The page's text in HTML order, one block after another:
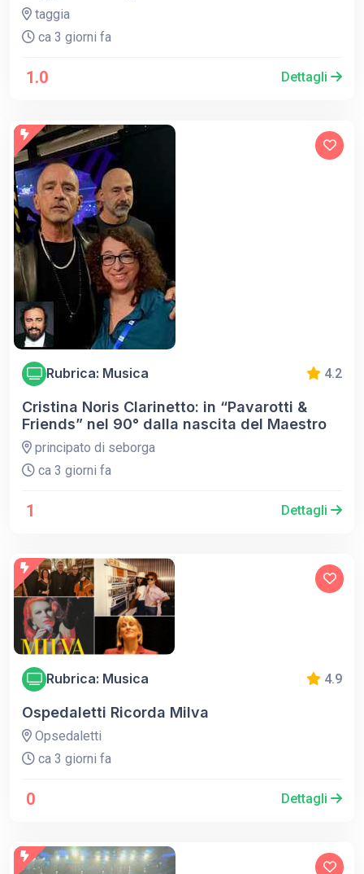
taggia
ca 3 giorni fa
1.0 Dettagli
Rubrica: Musica 4.2
Cristina Noris Clarinetto: in “Pavarotti &
Friends” nel 90° dalla nascita del Maestro
principato di seborga
ca 3 giorni fa
1 Dettagli
Rubrica: Musica 4.9
Ospedaletti Ricorda Milva
Opsedaletti
ca 3 giorni fa
0 Dettagli